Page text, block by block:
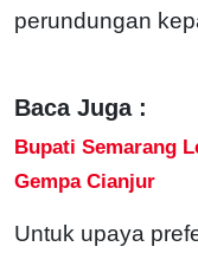
perundungan
Baca Juga :
Bupati Semarang
Gempa Cianjur
Untuk upaya